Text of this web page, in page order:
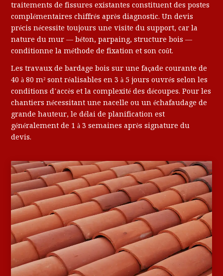
traitements de fissures existantes constituent des postes
complémentaires chiffrés après diagnostic. Un devis
précis nécessite toujours une visite du support, car la
nature du mur — béton, parpaing, structure bois —
conditionne la méthode de fixation et son coût.
Les travaux de bardage bois sur une façade courante de
40 à 80 m² sont réalisables en 3 à 5 jours ouvrés selon les
conditions d’accès et la complexité des découpes. Pour les
chantiers nécessitant une nacelle ou un échafaudage de
grande hauteur, le délai de planification est
généralement de 1 à 3 semaines après signature du
devis.